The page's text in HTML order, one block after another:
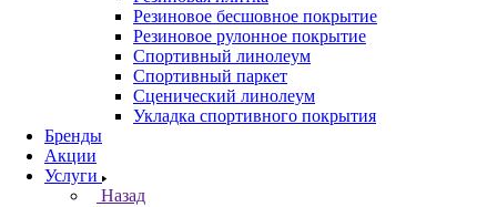
Резиновое бесшовное покрытие
Резиновое рулонное покрытие
Спортивный линолеум
Спортивный паркет
Сценический линолеум
Укладка спортивного покрытия
Бренды
Акции
Услуги
Назад